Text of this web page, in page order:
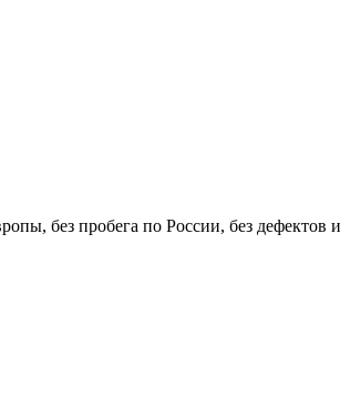
без пробега по России, без